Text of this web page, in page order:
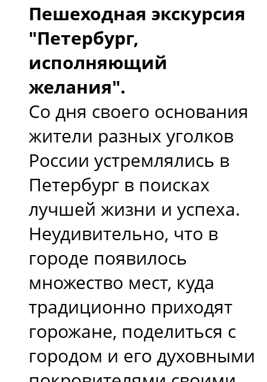
Пешеходная экскурсия
"Петербург,
исполняющий
желания".
Со дня своего основания
жители разных уголков
России устремлялись в
Петербург в поисках
лучшей жизни и успеха.
Неудивительно, что в
городе появилось
множество мест, куда
традиционно приходят
горожане, поделиться с
городом и его духовными